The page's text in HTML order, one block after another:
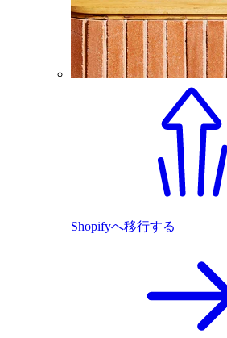
Shopifyへ移行する